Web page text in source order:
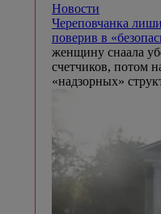
Новости
Череповчанка
поверив в
женщину снаала
счетчиков, потом
«надзорных»